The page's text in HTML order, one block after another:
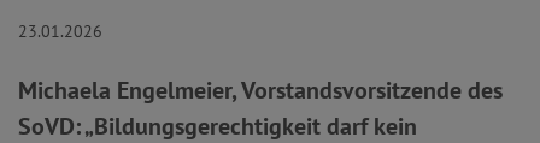
23.01.2026
Michaela Engelmeier, Vorstandsvorsitzende des
SoVD: „Bildungsgerechtigkeit darf kein